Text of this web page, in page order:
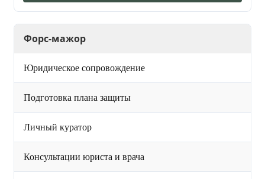
Форс-мажор
Юридическое сопровождение
Подготовка плана защиты
Личный куратор
Консультации юриста и врача